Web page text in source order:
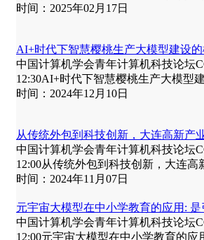
时间：2025年02月17日
AI+时代下智慧樱桃生产大模型建设
中国计算机学会青年计算机科技论坛
12:30AI+时代下智慧樱桃生产大模型
时间：2024年12月10日
从传统外包到科技创新，大连高新产
中国计算机学会青年计算机科技论坛
12:00从传统外包到科技创新，大连高
时间：2024年11月07日
元宇宙大模型在中小学教育的应用:
中国计算机学会青年计算机科技论坛
12:00元宇宙大模型在中小学教育的